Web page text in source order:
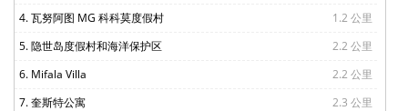
4. 瓦努阿图 MG 科科莫度假村
1.2 公里
5. 隐世岛度假村和海洋保护区
2.2 公里
6. Mifala Villa
2.2 公里
7. 奎斯特公寓
2.3 公里